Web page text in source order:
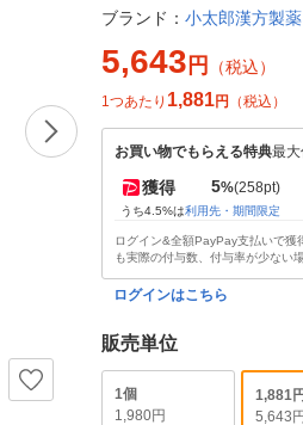
ブランド： 小太郎漢方製薬
5,643 円 （税込）
1つあたり 1,881円 （税込）
お買い物でもらえる特典最
獲得 5%(258pt)
うち4.5%は利用先・期間限定
ログイン&全額PayPay支払いで獲
も実際の付与数、付与率が少ない
ログインはこちら
販売単位
1個
1,980円
1,881
5,643円